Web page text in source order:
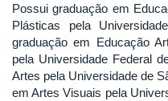
Possui graduação em
Plásticas pela
graduação em Educação
pela Universidade Federal
Artes pela Universidade de
em Artes Visuais pela